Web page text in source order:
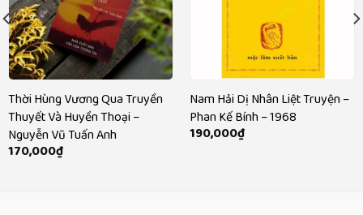
Thời Hùng Vương Qua Truyền
Thuyết Và Huyền Thoại –
Nguyễn Vũ Tuấn Anh
170,000₫
Nam Hải Dị Nhân Liệt Truyện –
Phan Kế Bính – 1968
190,000₫